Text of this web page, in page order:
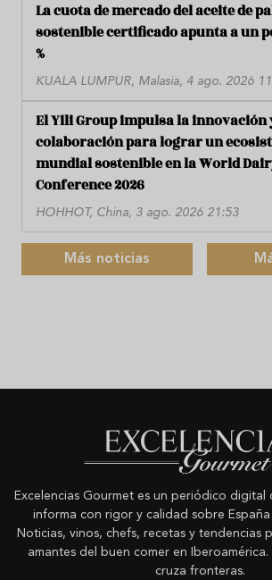
La cuota de mercado del aceite de
sostenible certificado apunta a un
%
KUALA LUMPUR, Malasia, 4 ago. 2026
El Yili Group impulsa la innovación
colaboración para lograr un
mundial sostenible en la World
Conference 2026
HOHHOT, China, 3 ago. 2026 21:53
Más noticias
Excelencias Gourmet es un periódico digital
informa con rigor y calidad sobre España
Noticias, vinos, chefs, recetas y tendencias
amantes del buen comer en
cruza fronteras.